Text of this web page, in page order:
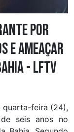
por
e ameaçar
- LFTV
quarta-feira (24),
seis anos no